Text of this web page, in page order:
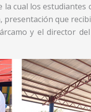
cual los
que
y el director